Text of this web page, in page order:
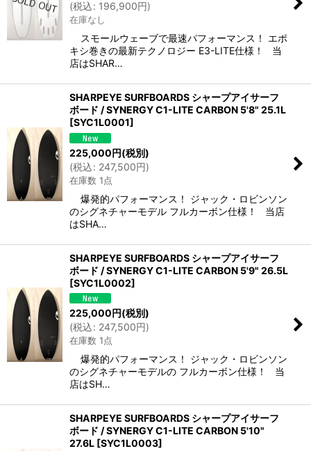
(税込: 196,900円)
在庫なし
スモールウェーブで最速パフォーマンス！ エポ
キシ巻きの最新テクノロジー E3-LITE仕様！ 当
店はSHAR…
SHARPEYE SURFBOARDS シャープアイサーフ
ボード / SYNERGY C1-LITE CARBON 5'8" 25.1L
[SYC1L0001]
225,000円(税別)
(税込: 247,500円)
在庫数 1点
爆発的パフォーマンス！ ジャック・ロビンソン
のシグネチャーモデル フルカーボン仕様！ 当店
はSHA…
SHARPEYE SURFBOARDS シャープアイサーフ
ボード / SYNERGY C1-LITE CARBON 5'9" 26.5L
[SYC1L0002]
225,000円(税別)
(税込: 247,500円)
在庫数 1点
爆発的パフォーマンス！ ジャック・ロビンソン
のシグネチャーモデルの フルカーボン仕様！ 当
店はSH…
SHARPEYE SURFBOARDS シャープアイサーフ
ボード / SYNERGY C1-LITE CARBON 5'10"
27.6L [SYC1L0003]